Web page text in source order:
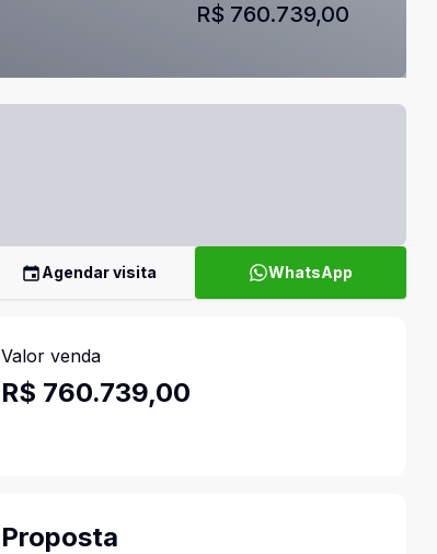
R$ 760.739,00
Agendar visita WhatsApp
Valor venda
R$ 760.739,00
Proposta